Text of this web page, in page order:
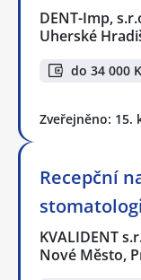
DENT-Imp,
Uherské
do 34 000
Zveřejněno: 15.
Recepční
KVALIDENT
Nové Město,